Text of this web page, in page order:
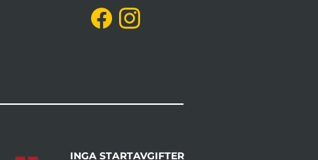
INGA STARTAVGIFTER